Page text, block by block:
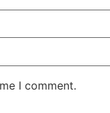
I comment.